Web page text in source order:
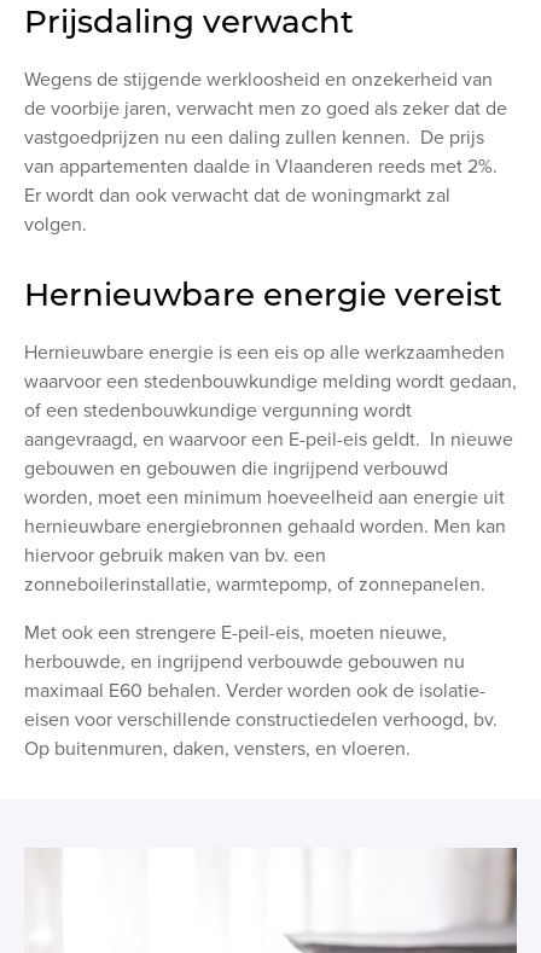
Prijsdaling verwacht
Wegens de stijgende werkloosheid en onzekerheid van
de voorbije jaren, verwacht men zo goed als zeker dat de
vastgoedprijzen nu een daling zullen kennen. De prijs
van appartementen daalde in Vlaanderen reeds met 2%.
Er wordt dan ook verwacht dat de woningmarkt zal
volgen.
Hernieuwbare energie vereist
Hernieuwbare energie is een eis op alle werkzaamheden
waarvoor een stedenbouwkundige melding wordt gedaan,
of een stedenbouwkundige vergunning wordt
aangevraagd, en waarvoor een E-peil-eis geldt. In nieuwe
gebouwen en gebouwen die ingrijpend verbouwd
worden, moet een minimum hoeveelheid aan energie uit
hernieuwbare energiebronnen gehaald worden. Men kan
hiervoor gebruik maken van bv. een
zonneboilerinstallatie, warmtepomp, of zonnepanelen.
Met ook een strengere E-peil-eis, moeten nieuwe,
herbouwde, en ingrijpend verbouwde gebouwen nu
maximaal E60 behalen. Verder worden ook de isolatie-
eisen voor verschillende constructiedelen verhoogd, bv.
Op buitenmuren, daken, vensters, en vloeren.